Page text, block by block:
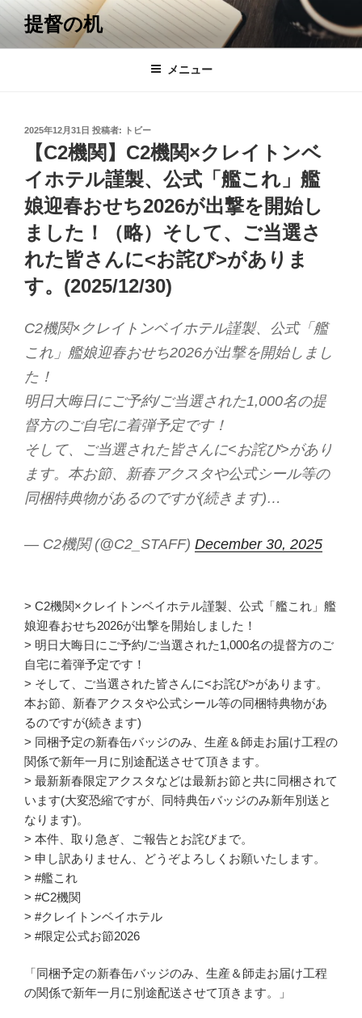
コ
テ
提督の机
メニュー
投
2025年12月31日 投稿者: トビー
【C2機関】C2機関×クレイトンベ
イホテル謹製、公式「艦これ」艦
娘迎春おせち2026が出撃を開始し
ました！（略）そして、ご当選さ
れた皆さんに<お詫び>がありま
す。(2025/12/30)
C2機関×クレイトンベイホテル謹製、公式「艦
これ」艦娘迎春おせち2026が出撃を開始しまし
た！
明日大晦日にご予約/ご当選された1,000名の提
督方のご自宅に着弾予定です！
そして、ご当選された皆さんに<お詫び>があり
ます。本お節、新春アクスタや公式シール等の
同梱特典物があるのですが(続きます)…
— C2機関 (@C2_STAFF) December 30, 2025
> C2機関×クレイトンベイホテル謹製、公式「艦これ」艦
娘迎春おせち2026が出撃を開始しました！
> 明日大晦日にご予約/ご当選された1,000名の提督方のご
自宅に着弾予定です！
> そして、ご当選された皆さんに<お詫び>があります。
本お節、新春アクスタや公式シール等の同梱特典物があ
るのですが(続きます)
> 同梱予定の新春缶バッジのみ、生産＆師走お届け工程の
関係で新年一月に別途配送させて頂きます。
> 最新新春限定アクスタなどは最新お節と共に同梱されて
います(大変恐縮ですが、同特典缶バッジのみ新年別送と
なります)。
> 本件、取り急ぎ、ご報告とお詫びまで。
> 申し訳ありません、どうぞよろしくお願いたします。
> #艦これ
> #C2機関
> #クレイトンベイホテル
> #限定公式お節2026
「同梱予定の新春缶バッジのみ、生産＆師走お届け工程
の関係で新年一月に別途配送させて頂きます。」